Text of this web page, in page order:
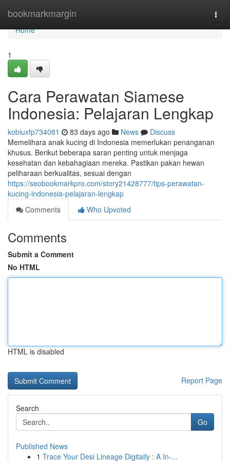
bookmarkmargin
Home
Home
1
Cara Perawatan Siamese
Indonesia: Pelajaran Lengkap
kobiuxfp734081 83 days ago News
Discuss
Memelihara anak kucing di Indonesia memerlukan penanganan
khusus. Berikut beberapa saran penting untuk menjaga
kesehatan dan kebahagiaan mereka. Pastikan pakan hewan
peliharaan berkualitas, sesuai dengan
https://seobookmarkpro.com/story21428777/tips-perawatan-
kucing-indonesia-pelajaran-lengkap
Comments
Who Upvoted
Comments
Submit a Comment
No HTML
HTML is disabled
Report Page
Search
Go
Published News
1 Trace Your Desi Lineage Digitally : A In-...